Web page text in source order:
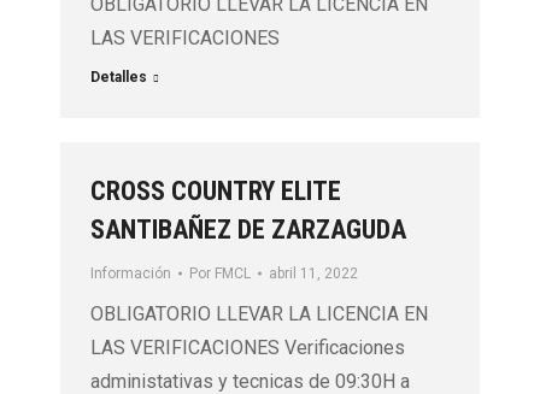
LAS VERIFICACIONES
Detalles
CROSS COUNTRY ELITE
SANTIBAÑEZ DE ZARZAGUDA
Información Por FMCL abril 11, 2022
OBLIGATORIO LLEVAR LA LICENCIA EN
LAS VERIFICACIONES Verificaciones
administativas y tecnicas de 09:30H a